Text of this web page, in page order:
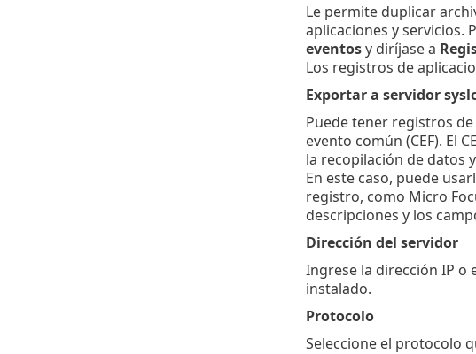
Le permite duplicar
aplicaciones y servicios.
eventosy diríjase a
Los registros de
Exportar a servidor
Puede tener registros
evento común (CEF). El
la recopilación de datos
En este caso, puede
registro, como Micro
descripciones y los
Dirección del servidor
Ingrese la dirección IP o
instalado.
Protocolo
Seleccione el protocolo